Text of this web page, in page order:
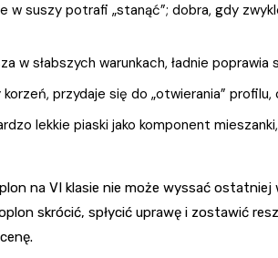
w suszy potrafi „stanąć”; dobra, gdy
w słabszych warunkach, ładnie poprawia
przydaje się do „otwierania”
lekkie piaski jako komponent
na VI klasie nie może wyssać ostatniej
skrócić, spłycić uprawę i zostawić